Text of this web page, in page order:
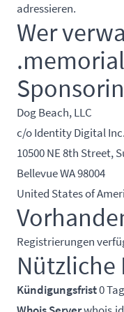
adressieren.
Wer
Dog Beach, LLC
c/o Identity Digital Inc.
10500 NE 8th Street,
Bellevue WA 98004
United States of
Registrierungen
Kündigungsfrist0